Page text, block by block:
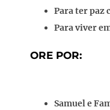
Para ter paz
Para viver
ORE POR:
Samuel e